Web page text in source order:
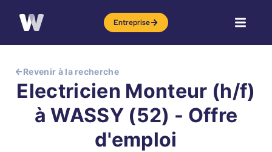
Entreprise
Revenir à la recherche
Electricien Monteur (h/f)
à WASSY (52) - Offre
d'emploi